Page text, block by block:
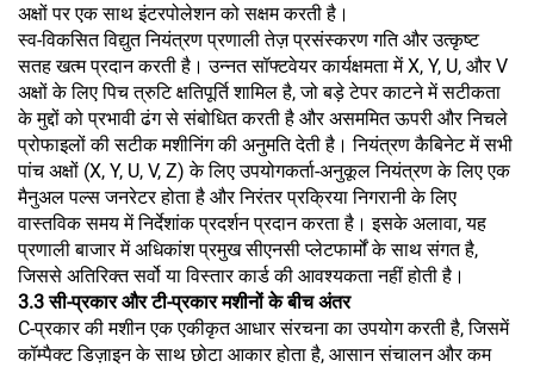
अक्षों पर एक साथ इंटरपोलेशन को सक्षम करती है।
स्व-विकसित विद्युत नियंत्रण प्रणाली तेज़ प्रसंस्करण गति और उत्कृष्ट
सतह खत्म प्रदान करती है। उन्नत सॉफ्टवेयर कार्यक्षमता में X, Y, U, और V
अक्षों के लिए पिच त्रुटि क्षतिपूर्ति शामिल है, जो बड़े टेपर काटने में सटीकता
के मुद्दों को प्रभावी ढंग से संबोधित करती है और असममित ऊपरी और निचले
प्रोफाइलों की सटीक मशीनिंग की अनुमति देती है। नियंत्रण कैबिनेट में सभी
पांच अक्षों (X, Y, U, V, Z) के लिए उपयोगकर्ता-अनुकूल नियंत्रण के लिए एक
मैनुअल पल्स जनरेटर होता है और निरंतर प्रक्रिया निगरानी के लिए
वास्तविक समय में निर्देशांक प्रदर्शन प्रदान करता है। इसके अलावा, यह
प्रणाली बाजार में अधिकांश प्रमुख सीएनसी प्लेटफार्मों के साथ संगत है,
जिससे अतिरिक्त सर्वो या विस्तार कार्ड की आवश्यकता नहीं होती है।
3.3 सी-प्रकार और टी-प्रकार मशीनों के बीच अंतर
C-प्रकार की मशीन एक एकीकृत आधार संरचना का उपयोग करती है, जिसमें
कॉम्पैक्ट डिज़ाइन के साथ छोटा आकार होता है, आसान संचालन और कम